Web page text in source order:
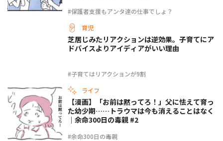
#保護者支援もアンタ達の仕事でしょ？
育児
#子育てはリアクションが9割
芝居じみたリアクションは逆効果。子育てにア
ドバイスよりアイディアがいい理由
ライフ
#余命300日の毒親
【漫画】「お前は黙ってろ！」父に怯えて育っ
た幼少期……トラウマは今も消えることはなく
｜余命300日の毒親 #2